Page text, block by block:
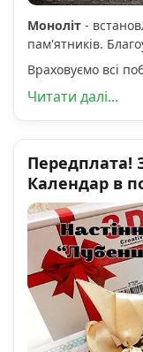
Моноліт -
пам'ятників.
Враховуємо всі
Читати далі...
Передплата!
Календар в